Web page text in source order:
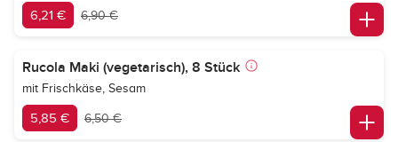
6,21 € 6,90 €
Rucola Maki (vegetarisch), 8 Stück
mit Frischkäse, Sesam
5,85 € 6,50 €